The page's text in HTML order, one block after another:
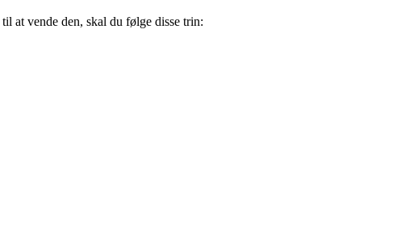
at vende den, skal du følge disse trin: